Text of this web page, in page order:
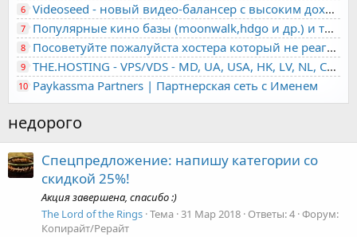
6 Videoseed - новый видео-балансер с высоким доходом
7 Популярные кино базы (moonwalk,hdgo и др.) и торренты в одном плеере для вашего сайта
8 Посоветуйте пожалуйста хостера который не реагирует на ркн
9 THE.HOSTING - VPS/VDS - MD, UA, USA, HK, LV, NL, CA, DE, SK, CZE, GB, IL, TR, PL, BG, RO, IT, FL, HU, PT.
10 Paykassma Partners | Партнерская сеть с Именем
недорого
Спецпредложение: напишу категории со
скидкой 25%!
Акция завершена, спасибо :)
The Lord of the Rings Тема 31 Мар 2018 Ответы: 4 Форум:
Копирайт/Рерайт